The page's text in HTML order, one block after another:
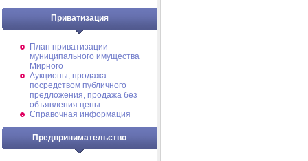
Приватизация
План приватизации
муниципального имущества
Мирного
Аукционы, продажа
посредством публичного
предложения, продажа без
объявления цены
Справочная информация
Предпринимательство